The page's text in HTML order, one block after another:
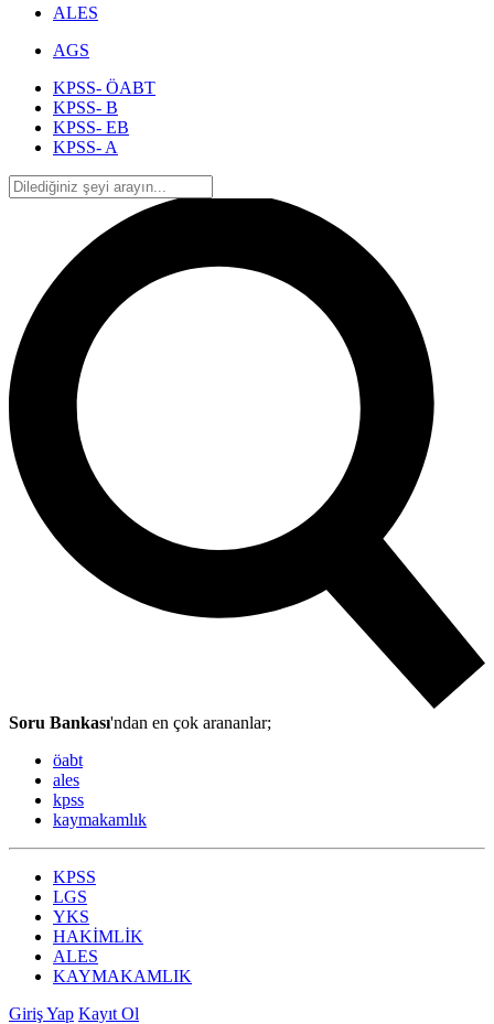
ALES
AGS
KPSS- ÖABT
KPSS- B
KPSS- EB
KPSS- A
Soru Bankası'ndan en çok arananlar;
öabt
ales
kpss
kaymakamlık
KPSS
LGS
YKS
HAKİMLİK
ALES
KAYMAKAMLIK
Giriş Yap Kayıt Ol